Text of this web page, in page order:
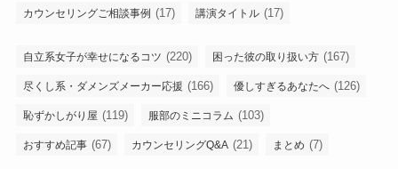
カウンセリングご相談事例 (17) 講演タイトル (17)
自立系女子が幸せになるコツ (220) 困った彼の取り扱い方 (167)
尽くし系・ダメンズメーカー応援 (166) 優しすぎるあなたへ (126)
恥ずかしがり屋 (119) 服部のミニコラム (103)
おすすめ記事 (67) カウンセリングQ&A (21) まとめ (7)